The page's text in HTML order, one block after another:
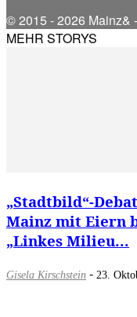
© 2015 - 2026 Mainz&
MEHR STORYS
„Stadtbild“-
Mainz mit Eiern
„Linkes Milieu...
Gisela Kirschstein - 23.